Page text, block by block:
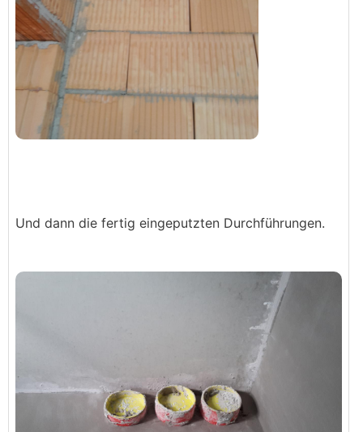
Und dann die fertig eingeputzten Durchführungen.